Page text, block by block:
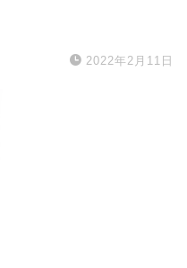
2022年2月11日